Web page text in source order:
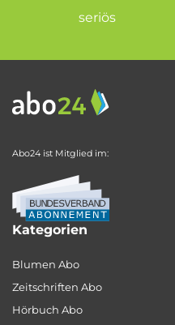
seriös
Abo24 ist Mitglied im:
Kategorien
Blumen Abo
Zeitschriften Abo
Hörbuch Abo